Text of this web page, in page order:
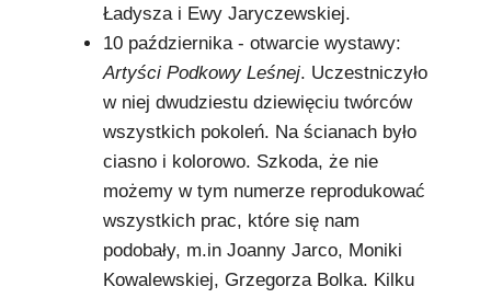
Ładysza i Ewy Jaryczewskiej.
10 października - otwarcie wystawy:
Artyści Podkowy Leśnej. Uczestniczyło
w niej dwudziestu dziewięciu twórców
wszystkich pokoleń. Na ścianach było
ciasno i kolorowo. Szkoda, że nie
możemy w tym numerze reprodukować
wszystkich prac, które się nam
podobały, m.in Joanny Jarco, Moniki
Kowalewskiej, Grzegorza Bolka. Kilku